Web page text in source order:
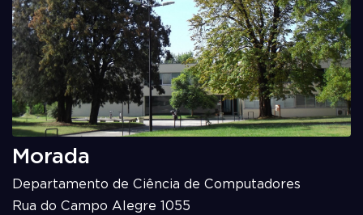
Morada
Departamento de Ciência de Computadores
Rua do Campo Alegre 1055